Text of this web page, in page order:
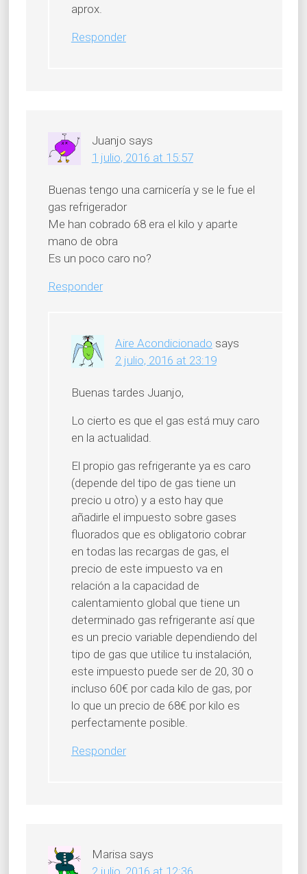
aprox.
Responder
Juanjo says
1 julio, 2016 at 15:57
Buenas tengo una carnicería y se le fue el
gas refrigerador
Me han cobrado 68 era el kilo y aparte
mano de obra
Es un poco caro no?
Responder
Aire Acondicionado says
2 julio, 2016 at 23:19
Buenas tardes Juanjo,
Lo cierto es que el gas está muy caro
en la actualidad.
El propio gas refrigerante ya es caro
(depende del tipo de gas tiene un
precio u otro) y a esto hay que
añadirle el impuesto sobre gases
fluorados que es obligatorio cobrar
en todas las recargas de gas, el
precio de este impuesto va en
relación a la capacidad de
calentamiento global que tiene un
determinado gas refrigerante así que
es un precio variable dependiendo del
tipo de gas que utilice tu instalación,
este impuesto puede ser de 20, 30 o
incluso 60€ por cada kilo de gas, por
lo que un precio de 68€ por kilo es
perfectamente posible.
Responder
Marisa says